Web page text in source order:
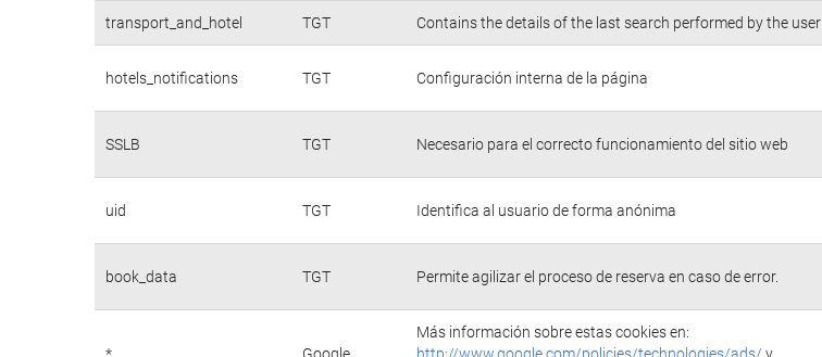
transport_and_hotel TGT Contains the details of the last search performed by the user
hotels_notifications TGT Configuración interna de la página
SSLB TGT Necesario para el correcto funcionamiento del sitio web
uid TGT Identifica al usuario de forma anónima
book_data TGT Permite agilizar el proceso de reserva en caso de error.
Más información sobre estas cookies en: